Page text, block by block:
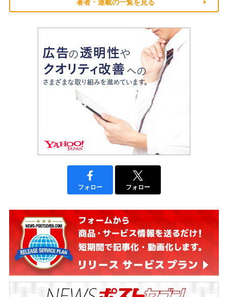
著者・連載の一覧を見る
フォロー フォロー